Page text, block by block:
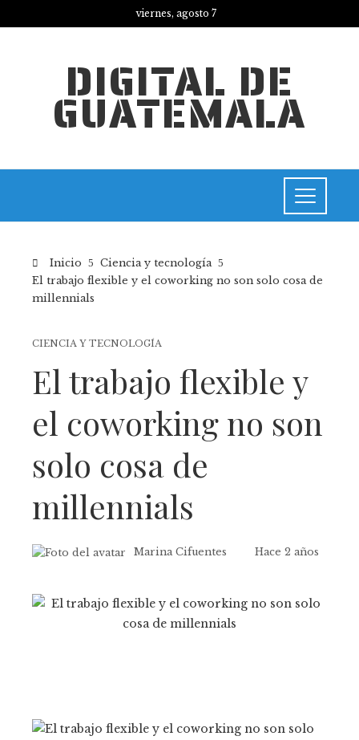
viernes, agosto 7
DIGITAL DE
GUATEMALA
Inicio
Ciencia y tecnología
El trabajo flexible y el coworking no son solo cosa de
millennials
CIENCIA Y TECNOLOGÍA
El trabajo flexible y
el coworking no son
solo cosa de
millennials
Marina Cifuentes Hace 2 años